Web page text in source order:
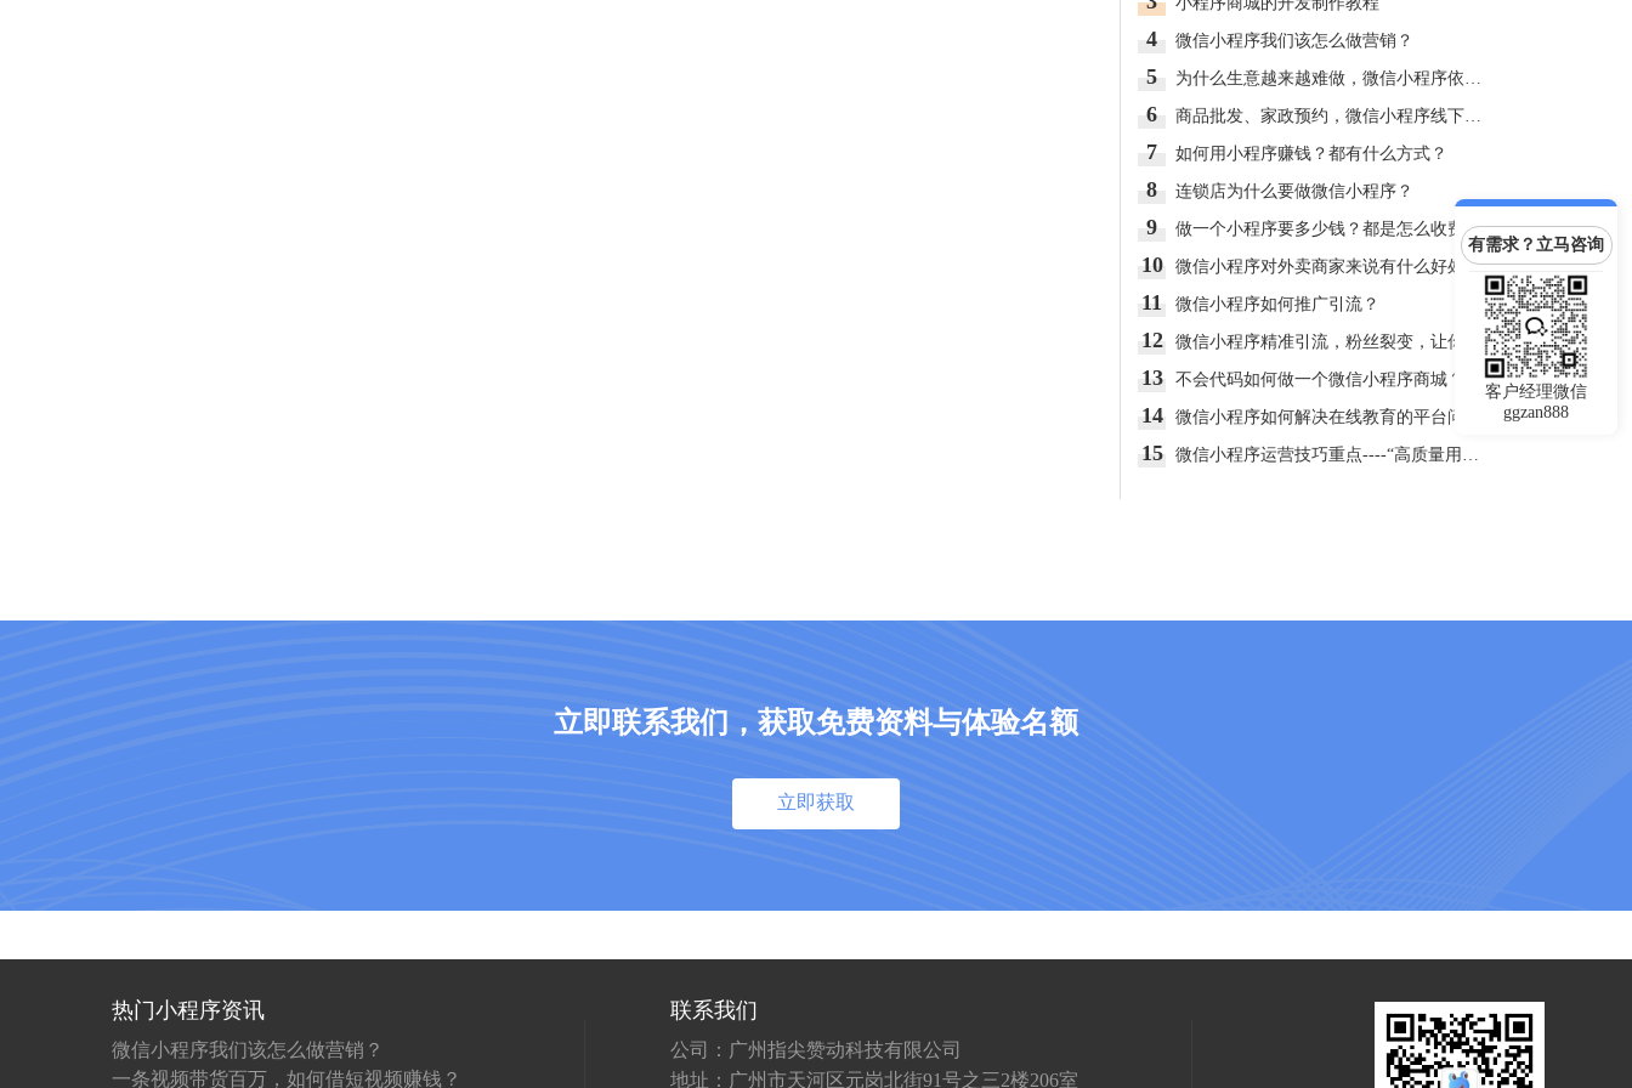
4 微信小程序我们该怎么做营销？
5
6
7 如何用小程序赚钱？都有什么方式？
8 连锁店为什么要做微信小程序？
9 做一个小程序要多少钱？都是怎么收费的呢？
10 微信小程序对外卖商家来说有什么好处？
11 微信小程序如何推广引流？
12
13 不会代码如何做一个微信小程序商城？
14
15
立即联系我们，获取免费资料与体验名额
立即获取
有需求？立马咨询
客户经理微信
ggzan888
热门小程序资讯
微信小程序我们该怎么做营销？
一条视频带货百万，如何借短视频赚钱？
联系我们
公司：广州指尖赞动科技有限公司
地址：广州市天河区元岗北街91号之三2楼206室